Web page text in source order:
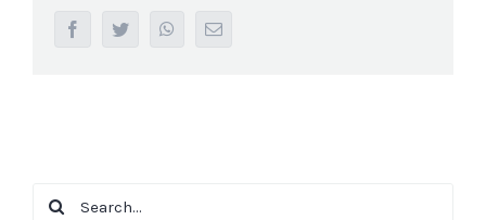
facebooktwitter whatsappEmail
Search